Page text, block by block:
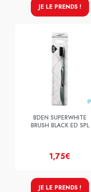
JE LE PRENDS !
BDEN SUPERWHITE
BRUSH BLACK ED SPL
1,75€
JE LE PRENDS !